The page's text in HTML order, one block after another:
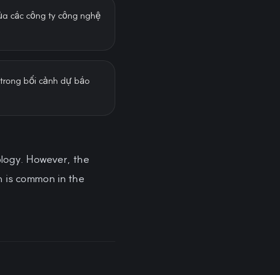
các công ty công nghệ
bối cảnh dự báo
However, the
common in the